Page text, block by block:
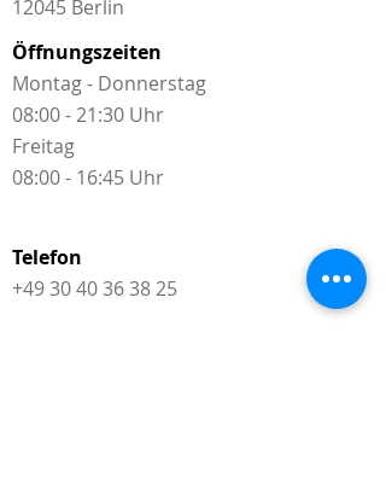
12045 Berlin
Öffnungszeiten
Montag - Donnerstag
08:00 - 21:30 Uhr
Freitag
08:00 - 16:45 Uhr
Telefon
+49 30 40 36 38 25